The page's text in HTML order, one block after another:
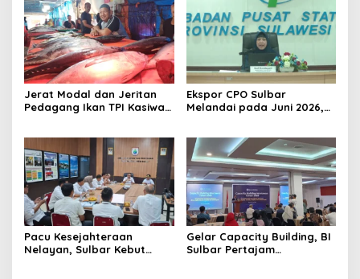
Jerat Modal dan Jeritan
Pedagang Ikan TPI Kasiwa
Ekspor CPO Sulbar
Melandai pada Juni 2026,
Pacu Kesejahteraan
Nelayan, Sulbar Kebut
Gelar Capacity Building, BI
Sulbar Pertajam